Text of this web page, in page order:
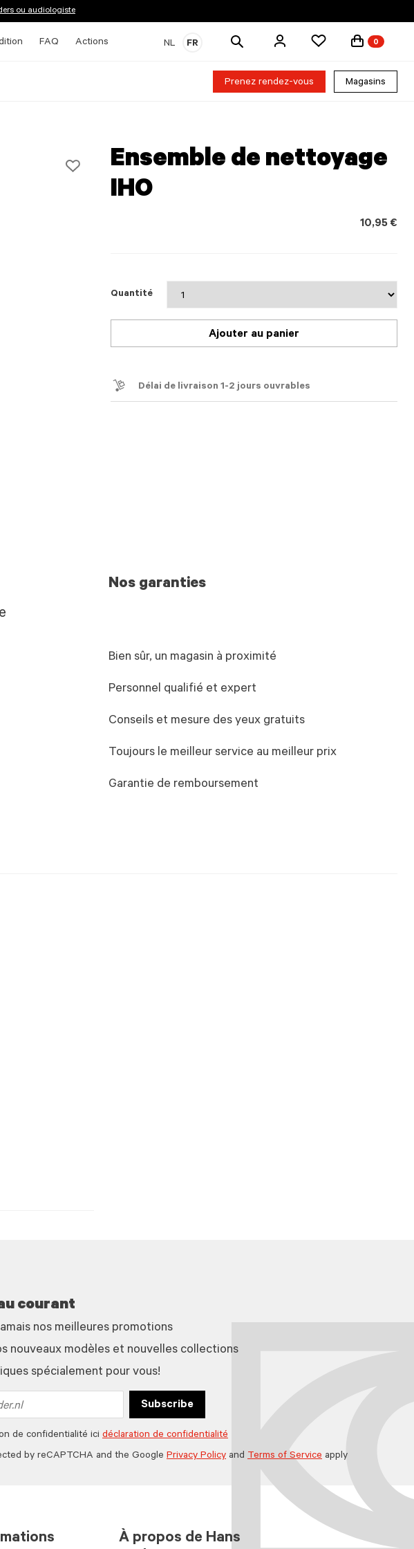
ou audiologiste
FAQ Actions NL FR
Rechercher
0
Prenez rendez-vous Magasins
Ensemble de nettoyage
IHO
10,95 €
Quantité
Ajouter au panier
Délai de livraison 1-2 jours ouvrables
Nos garanties
Bien sûr, un magasin à proximité
Personnel qualifié et expert
Conseils et mesure des yeux gratuits
Toujours le meilleur service au meilleur prix
Garantie de remboursement
courant
nos meilleures promotions
nouveaux modèles et nouvelles collections
spécialement pour vous!
Subscribe
de confidentialité ici déclaration de confidentialité
by reCAPTCHA and the Google Privacy Policy and Terms of Service apply
À propos de Hans